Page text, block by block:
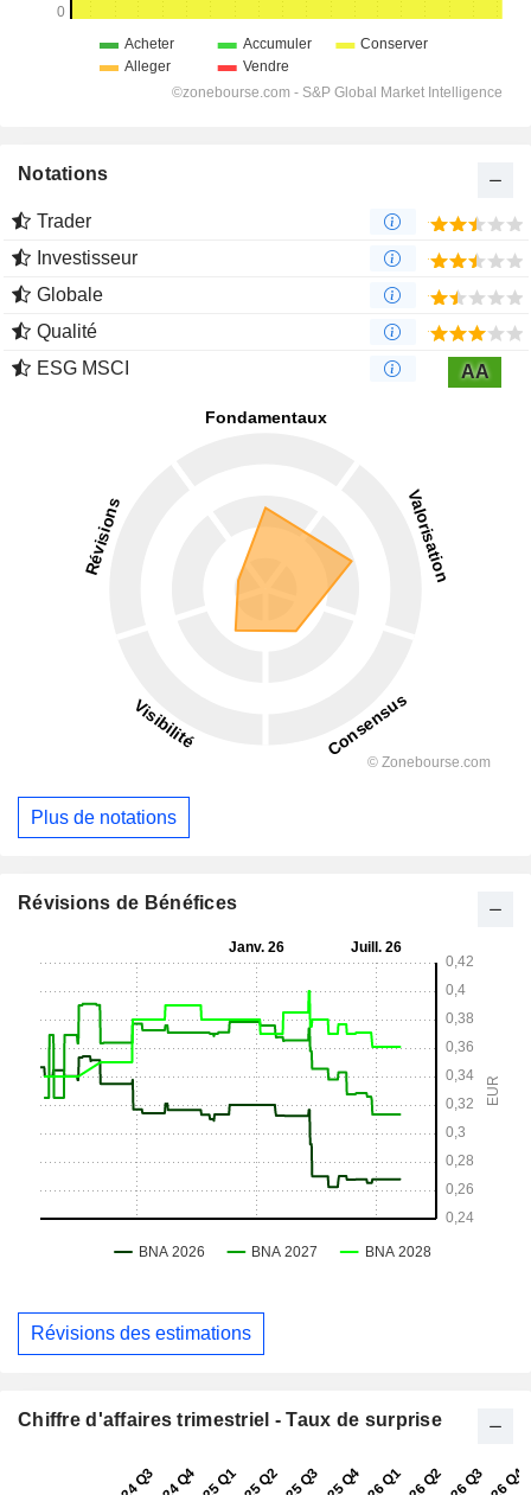
Notations
Trader
Investisseur
Globale
Qualité
ESG MSCI
AA
Plus de notations
Révisions de Bénéfices
Révisions des estimations
Chiffre d'affaires trimestriel - Taux de surprise